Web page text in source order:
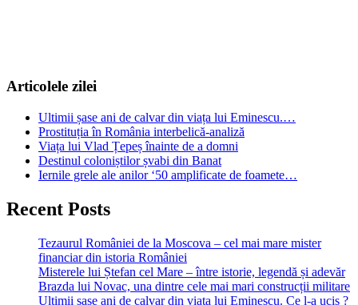
Articolele zilei
Ultimii șase ani de calvar din viața lui Eminescu.…
Prostituția în România interbelică-analiză
Viața lui Vlad Țepeș înainte de a domni
Destinul coloniștilor șvabi din Banat
Iernile grele ale anilor ‘50 amplificate de foamete…
Recent Posts
Tezaurul României de la Moscova – cel mai mare mister
financiar din istoria României
Misterele lui Ștefan cel Mare – între istorie, legendă și adevăr
Brazda lui Novac, una dintre cele mai mari construcții militare
Ultimii șase ani de calvar din viața lui Eminescu. Ce l-a ucis ?